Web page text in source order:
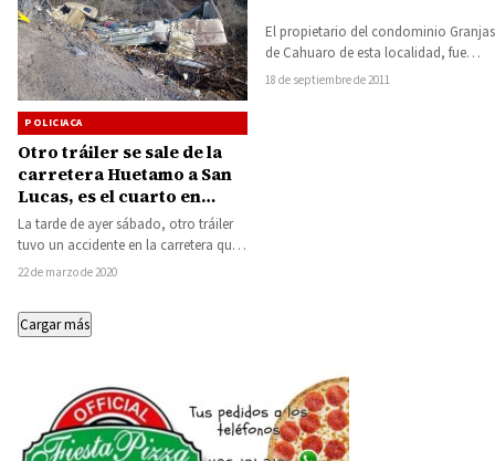
POLICIACA
Otro tráiler se sale de la
carretera Huetamo a San
Lucas, es el cuarto en
menos de un mes en la
región
La tarde de ayer sábado, otro tráiler
tuvo un accidente en la carretera que
conduce de Huetamo a…
22 de marzo de 2020
El propietario del condominio Granjas
de Cahuaro de esta localidad, fue
ejecutado de 14 balazos que le
18 de septiembre de 2011
Cargar más